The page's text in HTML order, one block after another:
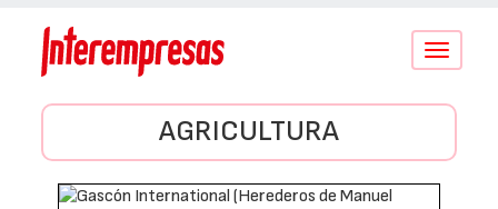
Conmutar
AGRICULTURA